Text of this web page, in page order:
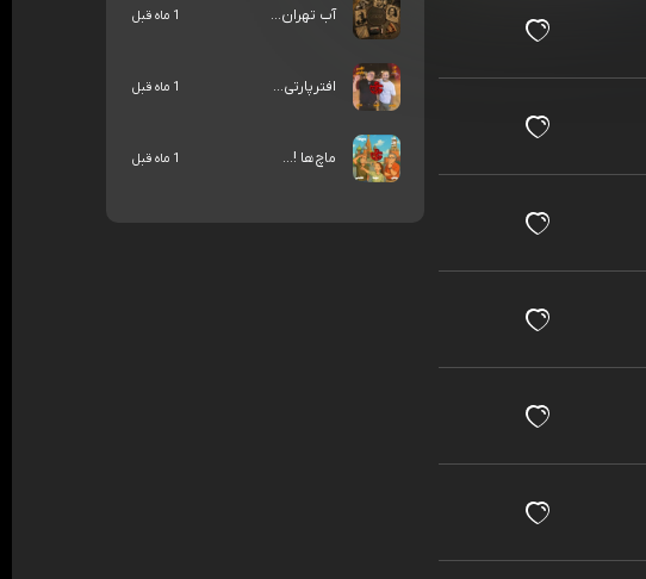
آب تهران... 1 ماه قبل
افترپارتی... 1 ماه قبل
ماچ‌ها !... 1 ماه قبل